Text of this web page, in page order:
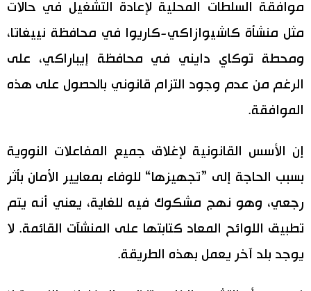
موافقة السلطات المحلية لإعادة التشغيل في حالات
مثل منشأة كاشيوازاكي-كاريوا في محافظة نييغاتا،
ومحطة توكاي دايني في محافظة إيباراكي، على
الرغم من عدم وجود التزام قانوني بالحصول على هذه
الموافقة.
إن الأسس القانونية لإغلاق جميع المفاعلات النووية
بسبب الحاجة إلى ”تجهيزها“ للوفاء بمعايير الأمان بأثر
رجعي، وهو نهج مشكوك فيه للغاية، يعني أنه يتم
تطبيق اللوائح المعاد كتابتها على المنشآت القائمة. لا
يوجد بلد آخر يعمل بهذه الطريقة.